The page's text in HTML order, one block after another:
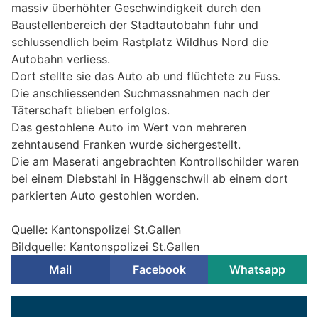
massiv überhöhter Geschwindigkeit durch den
Baustellenbereich der Stadtautobahn fuhr und
schlussendlich beim Rastplatz Wildhus Nord die
Autobahn verliess.
Dort stellte sie das Auto ab und flüchtete zu Fuss.
Die anschliessenden Suchmassnahmen nach der
Täterschaft blieben erfolglos.
Das gestohlene Auto im Wert von mehreren
zehntausend Franken wurde sichergestellt.
Die am Maserati angebrachten Kontrollschilder waren
bei einem Diebstahl in Häggenschwil ab einem dort
parkierten Auto gestohlen worden.
Quelle: Kantonspolizei St.Gallen
Bildquelle: Kantonspolizei St.Gallen
Mail
Facebook Whatsapp